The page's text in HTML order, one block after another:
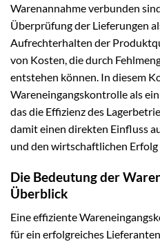
Warenannahme verbunden
Überprüfung der Lieferungen
Aufrechterhalten der
von Kosten, die durch
entstehen können. In diesem
Wareneingangskontrolle als
das die Effizienz des
damit einen direkten Einfluss
und den wirtschaftlichen Erfolg
Die Bedeutung der
Überblick
Eine effiziente
für ein erfolgreiches